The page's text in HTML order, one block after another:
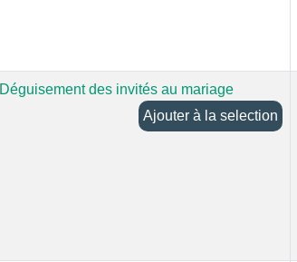
Déguisement des invités au mariage
Ajouter à la selection